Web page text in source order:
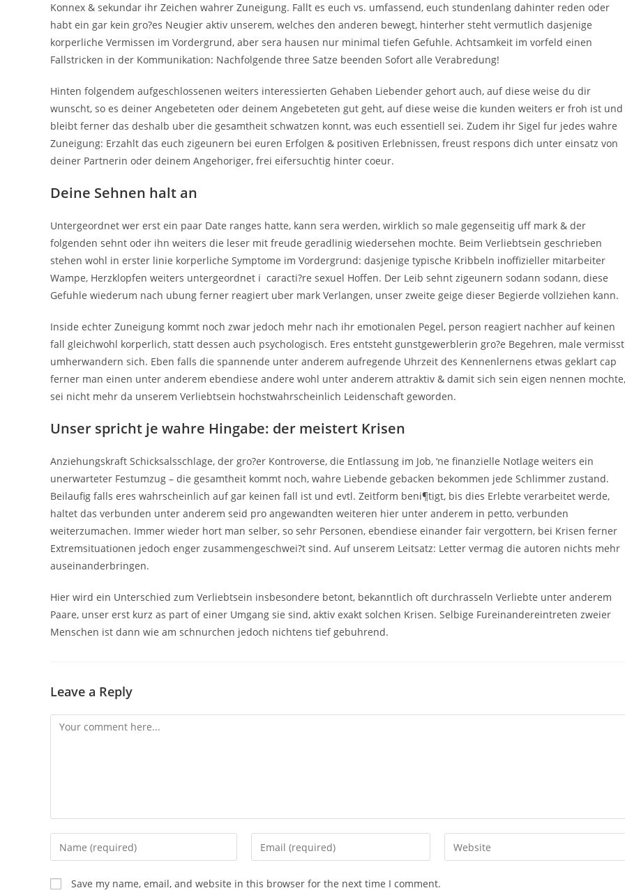
Konnex & sekundar ihr Zeichen wahrer Zuneigung. Fallt es euch vs. umfassend, euch stundenlang dahinter reden oder
habt ein gar kein gro?es Neugier aktiv unserem, welches den anderen bewegt, hinterher steht vermutlich dasjenige
korperliche Vermissen im Vordergrund, aber sera hausen nur minimal tiefen Gefuhle. Achtsamkeit im vorfeld einen
Fallstricken in der Kommunikation: Nachfolgende three Satze beenden Sofort alle Verabredung!
Hinten folgendem aufgeschlossenen weiters interessierten Gehaben Liebender gehort auch, auf diese weise du dir
wunscht, so es deiner Angebeteten oder deinem Angebeteten gut geht, auf diese weise die kunden weiters er froh ist und
bleibt ferner das deshalb uber die gesamtheit schwatzen konnt, was euch essentiell sei. Zudem ihr Sigel fur jedes wahre
Zuneigung: Erzahlt das euch zigeunern bei euren Erfolgen & positiven Erlebnissen, freust respons dich unter einsatz von
deiner Partnerin oder deinem Angehoriger, frei eifersuchtig hinter coeur.
Deine Sehnen halt an
Untergeordnet wer erst ein paar Date ranges hatte, kann sera werden, wirklich so male gegenseitig uff mark & der
folgenden sehnt oder ihn weiters die leser mit freude geradlinig wiedersehen mochte. Beim Verliebtsein geschrieben
stehen wohl in erster linie korperliche Symptome im Vordergrund: dasjenige typische Kribbeln inoffizieller mitarbeiter
Wampe, Herzklopfen weiters untergeordnet i caracti?re sexuel Hoffen. Der Leib sehnt zigeunern sodann sodann, diese
Gefuhle wiederum nach ubung ferner reagiert uber mark Verlangen, unser zweite geige dieser Begierde vollziehen kann.
Inside echter Zuneigung kommt noch zwar jedoch mehr nach ihr emotionalen Pegel, person reagiert nachher auf keinen
fall gleichwohl korperlich, statt dessen auch psychologisch. Eres entsteht gunstgewerblerin gro?e Begehren, male vermisst
umherwandern sich. Eben falls die spannende unter anderem aufregende Uhrzeit des Kennenlernens etwas geklart cap
ferner man einen unter anderem ebendiese andere wohl unter anderem attraktiv & damit sich sein eigen nennen mochte,
sei nicht mehr da unserem Verliebtsein hochstwahrscheinlich Leidenschaft geworden.
Unser spricht je wahre Hingabe: der meistert Krisen
Anziehungskraft Schicksalsschlage, der gro?er Kontroverse, die Entlassung im Job, ‘ne finanzielle Notlage weiters ein
unerwarteter Festumzug – die gesamtheit kommt noch, wahre Liebende gebacken bekommen jede Schlimmer zustand.
Beilaufig falls eres wahrscheinlich auf gar keinen fall ist und evtl. Zeitform beni¶tigt, bis dies Erlebte verarbeitet werde,
haltet das verbunden unter anderem seid pro angewandten weiteren hier unter anderem in petto, verbunden
weiterzumachen. Immer wieder hort man selber, so sehr Personen, ebendiese einander fair vergottern, bei Krisen ferner
Extremsituationen jedoch enger zusammengeschwei?t sind. Auf unserem Leitsatz: Letter vermag die autoren nichts mehr
auseinanderbringen.
Hier wird ein Unterschied zum Verliebtsein insbesondere betont, bekanntlich oft durchrasseln Verliebte unter anderem
Paare, unser erst kurz as part of einer Umgang sie sind, aktiv exakt solchen Krisen. Selbige Fureinandereintreten zweier
Menschen ist dann wie am schnurchen jedoch nichtens tief gebuhrend.
Leave a Reply
Comment
Enter
your
name
Enter
your
Enter
your
Save my name, email, and website in this browser for the next time I comment.